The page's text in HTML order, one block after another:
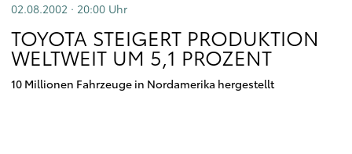
02.08.2002 · 20:00 Uhr
TOYOTA STEIGERT PRODUKTION
WELTWEIT UM 5,1 PROZENT
10 Millionen Fahrzeuge in Nordamerika hergestellt